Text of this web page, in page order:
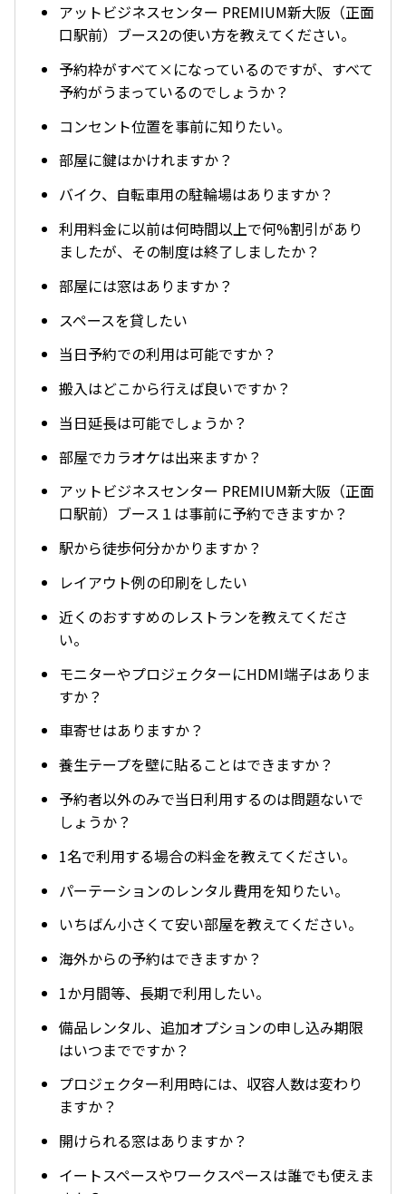
アットビジネスセンター PREMIUM新大阪（正面
口駅前）ブース2の使い方を教えてください。
予約枠がすべて×になっているのですが、すべて
予約がうまっているのでしょうか？
コンセント位置を事前に知りたい。
部屋に鍵はかけれますか？
バイク、自転車用の駐輪場はありますか？
利用料金に以前は何時間以上で何%割引があり
ましたが、その制度は終了しましたか？
部屋には窓はありますか？
スペースを貸したい
当日予約での利用は可能ですか？
搬入はどこから行えば良いですか？
当日延長は可能でしょうか？
部屋でカラオケは出来ますか？
アットビジネスセンター PREMIUM新大阪（正面
口駅前）ブース１は事前に予約できますか？
駅から徒歩何分かかりますか？
レイアウト例の印刷をしたい
近くのおすすめのレストランを教えてくださ
い。
モニターやプロジェクターにHDMI端子はありま
すか？
車寄せはありますか？
養生テープを壁に貼ることはできますか？
予約者以外のみで当日利用するのは問題ないで
しょうか？
1名で利用する場合の料金を教えてください。
パーテーションのレンタル費用を知りたい。
いちばん小さくて安い部屋を教えてください。
海外からの予約はできますか？
1か月間等、長期で利用したい。
備品レンタル、追加オプションの申し込み期限
はいつまでですか？
プロジェクター利用時には、収容人数は変わり
ますか？
開けられる窓はありますか？
イートスペースやワークスペースは誰でも使えま